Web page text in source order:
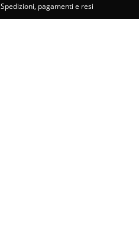
Spedizioni, pagamenti e resi